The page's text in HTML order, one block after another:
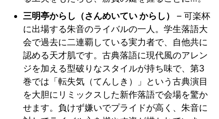
三明亭からし（さんめいてい からし）
– 可楽杯
に出場する朱音のライバルの一人。学生落語大
会で過去に二連覇している実力者で、自他共に
認める天才肌です。古典落語に現代風のアレン
ジを加える型破りなスタイルが持ち味で、第3
巻では「転失気（てんしき）」という古典演目
を大胆にリミックスした新作落語で会場を驚か
せます。負けず嫌いでプライドが高く、朱音に